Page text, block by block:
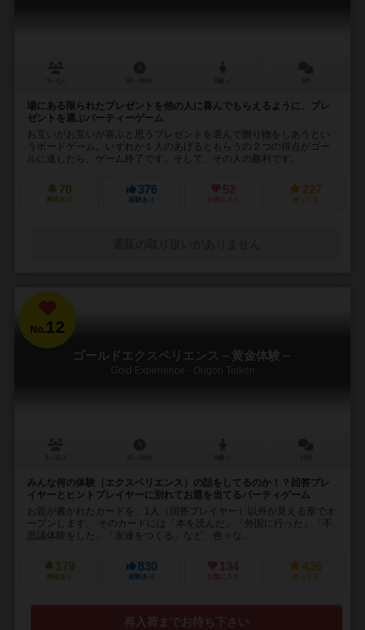
場にある限られたプレゼントを他の人に喜んでもらえるように、プレ
ゼントを選ぶパーティーゲーム
お互いがお互いが喜ぶと思うプレゼントを選んで贈り物をしあうとい
うボードゲーム。いずれか１人のあげるともらうの２つの得点がゴー
ルに達したら、ゲーム終了です。そして、その人の勝利です。
70
興味あり
376
経験あり
52
お気に入り
227
持ってる
No.12
ゴールドエクスペリエンス～黄金体験～
Gold Experience - Ougon Taiken
みんな何の体験（エクスペリエンス）の話をしてるのか！？回答プレ
イヤーとヒントプレイヤーに別れてお題を当てるパーティゲーム
お題が書かれたカードを、1人（回答プレイヤー）以外が見える形でオ
ープンします。 そのカードには「本を読んだ」「外国に行った」「不
思議体験をした」「友達をつくる」など、色々な...
179
興味あり
830
経験あり
134
お気に入り
436
持ってる
再入荷までお待ち下さい